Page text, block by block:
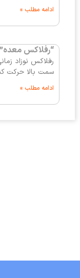
ادامه مطلب »
“رفلاکس
رفلاکس نوزاد
سمت بالا حرکت
ادامه مطلب »